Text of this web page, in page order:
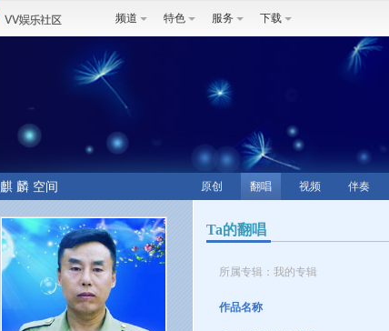
频道 特色 服务 下载
麒 麟 空间 原创 翻唱 视频 伴奏
Ta的翻唱
所属专辑：我的专辑
作品名称